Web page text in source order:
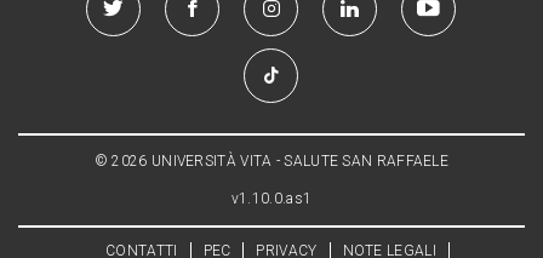
© 2026 UNIVERSITÀ VITA - SALUTE SAN RAFFAELE
v1.10.0.as1
CONTATTI PEC PRIVACY NOTE LEGALI